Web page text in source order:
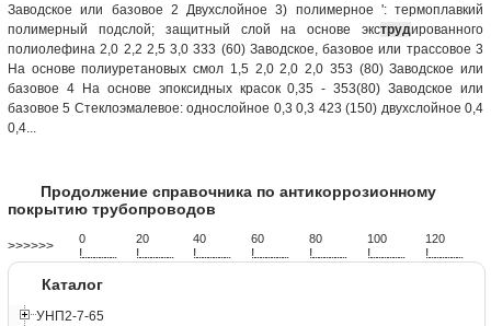
Заводское или базовое 2 Двухслойное 3) полимерное ': термоплавкий
полимерный подслой; защитный слой на основе экструдированного
полиолефина 2,0 2,2 2,5 3,0 333 (60) Заводское, базовое или трассовое 3
На основе полиуретановых смол 1,5 2,0 2,0 2,0 353 (80) Заводское или
базовое 4 На основе эпоксидных красок 0,35 - 353(80) Заводское или
базовое 5 Стеклоэмалевое: однослойное 0,3 0,3 423 (150) двухслойное 0,4
0,4...
Продолжение справочника по антикоррозионному
покрытию трубопроводов
>>>>>> 0
!...................
20
!...................
40
!...................
60
!...................
80
!...................
100
!...................
120
!...................
Каталог
УНП2-7-65